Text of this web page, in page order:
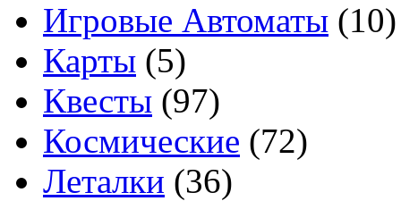
Игровые Автоматы (10)
Карты (5)
Квесты (97)
Космические (72)
Леталки (36)